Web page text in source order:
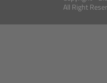
All Right